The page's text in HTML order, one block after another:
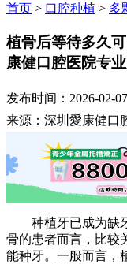
首页 > 口腔种植 > 多
植骨后等待多久
康健口腔医院专
发布时间：2026-02-07
来源：深圳愛康健
种植牙已成为缺牙
骨的患者而言，比较
能种牙。一般而言，